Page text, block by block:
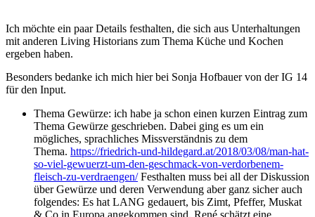
Ich möchte ein paar Details festhalten, die sich aus Unterhaltungen
mit anderen Living Historians zum Thema Küche und Kochen
ergeben haben.
Besonders bedanke ich mich hier bei Sonja Hofbauer von der IG 14
für den Input.
Thema Gewürze: ich habe ja schon einen kurzen Eintrag zum
Thema Gewürze geschrieben. Dabei ging es um ein
mögliches, sprachliches Missverständnis zu dem
Thema. https://friedrich-und-hildegard.at/2018/03/08/man-hat-
so-viel-gewuerzt-um-den-geschmack-von-verdorbenem-
fleisch-zu-verdraengen/Festhalten muss bei all der Diskussion
über Gewürze und deren Verwendung aber ganz sicher auch
folgendes: Es hat LANG gedauert, bis Zimt, Pfeffer, Muskat
& Co in Europa angekommen sind. René schätzt eine